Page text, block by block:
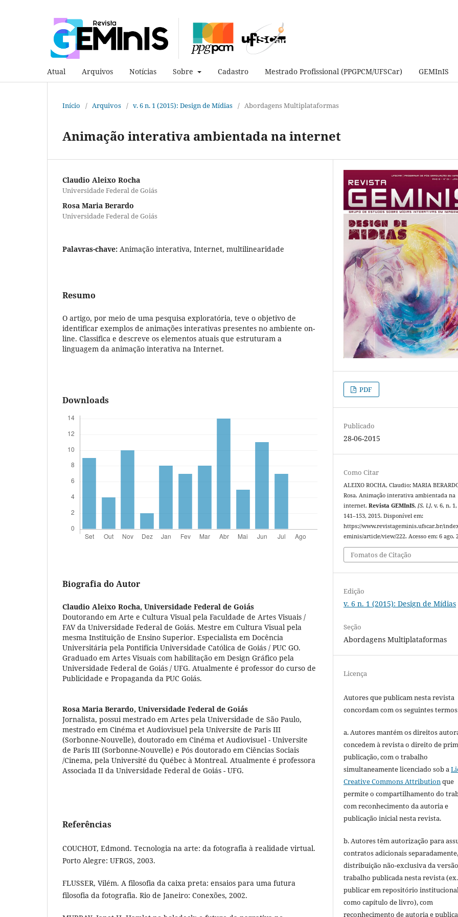
Atual Arquivos Notícias Sobre Cadastro Mestrado Profissional (PPGPCM/UFSCar) GEMInIS
Início / Arquivos / v. 6 n. 1 (2015): Design de Mídias / Abordagens Multiplataformas
Animação interativa ambientada na internet
Claudio Aleixo Rocha
Universidade Federal de Goiás
Rosa Maria Berardo
Universidade Federal de Goiás
Palavras-chave: Animação interativa, Internet, multilinearidade
Resumo
O artigo, por meio de uma pesquisa exploratória, teve o objetivo de
identificar exemplos de animações interativas presentes no ambiente on-
line. Classifica e descreve os elementos atuais que estruturam a
linguagem da animação interativa na Internet.
Downloads
Biografia do Autor
Claudio Aleixo Rocha, Universidade Federal de Goiás
Doutorando em Arte e Cultura Visual pela Faculdade de Artes Visuais /
FAV da Universidade Federal de Goiás. Mestre em Cultura Visual pela
mesma Instituição de Ensino Superior. Especialista em Docência
Universitária pela Pontifícia Universidade Católica de Goiás / PUC GO.
Graduado em Artes Visuais com habilitação em Design Gráfico pela
Universidade Federal de Goiás / UFG. Atualmente é professor do curso de
Publicidade e Propaganda da PUC Goiás.
Rosa Maria Berardo, Universidade Federal de Goiás
Jornalista, possui mestrado em Artes pela Universidade de São Paulo,
mestrado em Cinéma et Audiovisuel pela Universite de Paris III
(Sorbonne-Nouvelle), doutorado em Cinéma et Audiovisuel - Universite
de Paris III (Sorbonne-Nouvelle) e Pós doutorado em Ciências Sociais
/Cinema, pela Université du Québec à Montreal. Atualmente é professora
Associada II da Universidade Federal de Goiás - UFG.
Referências
COUCHOT, Edmond. Tecnologia na arte: da fotografia à realidade virtual.
Porto Alegre: UFRGS, 2003.
FLUSSER, Vilém. A filosofia da caixa preta: ensaios para uma futura
filosofia da fotografia. Rio de Janeiro: Conexões, 2002.
PDF
Publicado
28-06-2015
Como Citar
ALEIXO ROCHA, Claudio; MARIA
Rosa. Animação interativa ambientada na
internet.Revista GEMInIS,[S. l.], v. 6, n. 1,
141–153, 2015. Disponível em:
https://www.revistageminis.ufscar.br/
eminis/article/view/222. Acesso em: 6 ago.
Fomatos de Citação
Edição
v. 6 n. 1 (2015): Design de Mídias
Seção
Abordagens Multiplataformas
Licença
Autores que publicam nesta revista
concordam com os seguintes
a. Autores mantém os direitos
concedem à revista o direito de
publicação, com o trabalho
simultaneamente licenciado sob a
Creative Commons Attributionque
permite o compartilhamento do
com reconhecimento da autoria e
publicação inicial nesta revista.
b. Autores têm autorização para
contratos adicionais
distribuição não-exclusiva da
trabalho publicada nesta revista
publicar em repositório
como capítulo de livro), com
reconhecimento de autoria e